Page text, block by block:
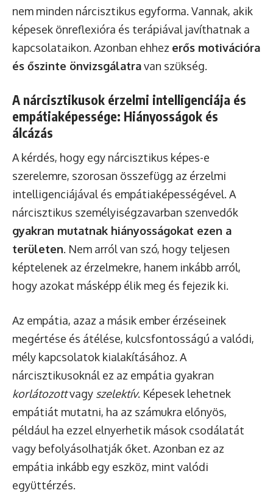
nem minden nárcisztikus egyforma. Vannak, akik
képesek önreflexióra és terápiával javíthatnak a
kapcsolataikon. Azonban ehhez erős motivációra
és őszinte önvizsgálatravan szükség.
A nárcisztikusok érzelmi intelligenciája és
empátiaképessége: Hiányosságok és
álcázás
A kérdés, hogy egy nárcisztikus képes-e
szerelemre, szorosan összefügg az érzelmi
intelligenciájával és empátiaképességével. A
nárcisztikus személyiségzavarban szenvedők
gyakran mutatnak hiányosságokat ezen a
területen. Nem arról van szó, hogy teljesen
képtelenek az érzelmekre, hanem inkább arról,
hogy azokat másképp élik meg és fejezik ki.
Az empátia, azaz a másik ember érzéseinek
megértése és átélése, kulcsfontosságú a valódi,
mély kapcsolatok kialakításához. A
nárcisztikusoknál ez az empátia gyakran
korlátozottvagy szelektív. Képesek lehetnek
empátiát mutatni, ha az számukra előnyös,
például ha ezzel elnyerhetik mások csodálatát
vagy befolyásolhatják őket. Azonban ez az
empátia inkább egy eszköz, mint valódi
együttérzés.